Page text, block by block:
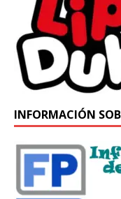
INFORMACIÓN